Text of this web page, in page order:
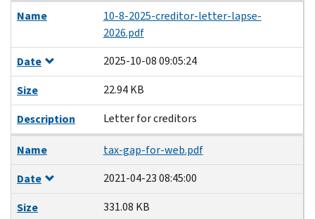
Name
10-8-2025-creditor-letter-lapse-
2026.pdf
Date
2025-10-08 09:05:24
Size
22.94 KB
Description
Letter for creditors
Name
tax-gap-for-web.pdf
Date
2021-04-23 08:45:00
Size
331.08 KB